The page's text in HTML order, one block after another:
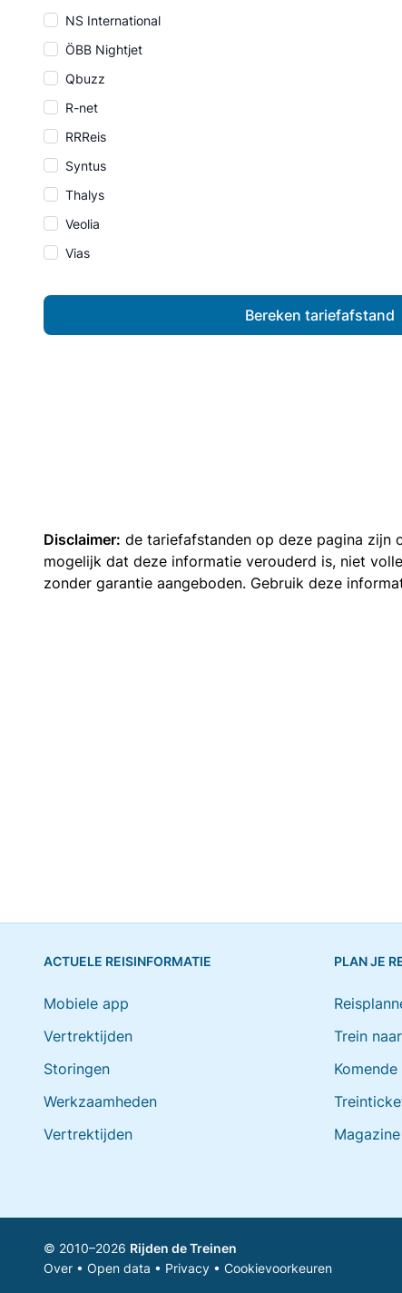
NS International
ÖBB Nightjet
Qbuzz
R-net
RRReis
Syntus
Thalys
Veolia
Vias
Bereken tariefafstand
Disclaimer: de tariefafstanden op deze pagina zijn
mogelijk dat deze informatie verouderd is, niet
zonder garantie aangeboden. Gebruik deze
ACTUELE REISINFORMATIE
Mobiele app
Vertrektijden
Storingen
Werkzaamheden
Vertrektijden
PLAN JE
Trein
Magazine
© 2010–2026 Rijden de Treinen
Over • Open data • Privacy • Cookievoorkeuren